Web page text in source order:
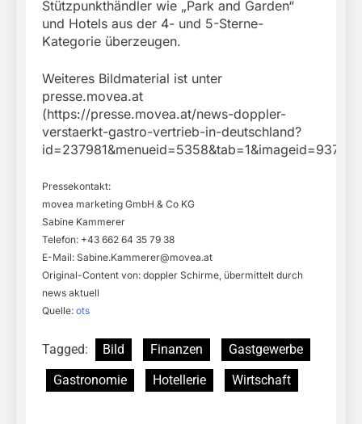
Stützpunkthändler wie „Park and Garden“
und Hotels aus der 4- und 5-Sterne-
Kategorie überzeugen.
Weiteres Bildmaterial ist unter
presse.movea.at
(https://presse.movea.at/news-doppler-
verstaerkt-gastro-vertrieb-in-deutschland?
Pressekontakt:
movea marketing GmbH & Co KG
Sabine Kammerer
Telefon: +43 662 64 35 79 38
E-Mail: Sabine.Kammerer@movea.at
Original-Content von: doppler Schirme, übermittelt durch
news aktuell
Quelle: ots
Tagged: Bild Finanzen
Gastgewerbe
Gastronomie
Hotellerie Wirtschaft